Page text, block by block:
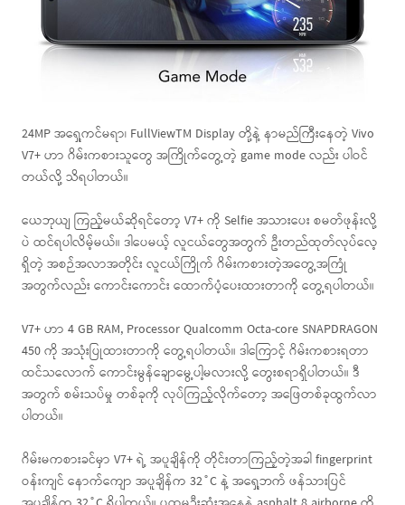
24MP အရှေ့ကင်မရာ၊ FullViewTM Display တို့နဲ့ နာမည်ကြီးနေတဲ့ Vivo
V7+ ဟာ ဂိမ်းကစားသူတွေ အကြိုက်တွေ့တဲ့ game mode လည်း ပါဝင်
တယ်လို့ သိရပါတယ်။
ယေဘုယျ ကြည့်မယ်ဆိုရင်တော့ V7+ ကို Selfie အသားပေး စမတ်ဖုန်းလို့
ပဲ ထင်ရပါလိမ့်မယ်။ ဒါပေမယ့် လူငယ်တွေအတွက် ဦးတည်ထုတ်လုပ်လေ့
ရှိတဲ့ အစဉ်အလာအတိုင်း လူငယ်ကြိုက် ဂိမ်းကစားတဲ့အတွေ့အကြုံ
အတွက်လည်း ကောင်းကောင်း ထောက်ပံ့ပေးထားတာကို တွေ့ရပါတယ်။
V7+ ဟာ 4 GB RAM, Processor Qualcomm Octa-core SNAPDRAGON
450 ကို အသုံးပြုထားတာကို တွေ့ရပါတယ်။ ဒါကြောင့် ဂိမ်းကစားရတာ
ထင်သလောက် ကောင်းမွန်ချောမွေ့ပါ့မလားလို့ တွေးစရာရှိပါတယ်။ ဒီ
အတွက် စမ်းသပ်မှု တစ်ခုကို လုပ်ကြည့်လိုက်တော့ အဖြေတစ်ခုထွက်လာ
ပါတယ်။
ဂိမ်းမကစားခင်မှာ V7+ ရဲ့ အပူချိန်ကို တိုင်းတာကြည့်တဲ့အခါ fingerprint
ဝန်းကျင် နောက်ကျော အပူချိန်က 32˚C နဲ့ အရှေ့ဘက် ဖန်သားပြင်